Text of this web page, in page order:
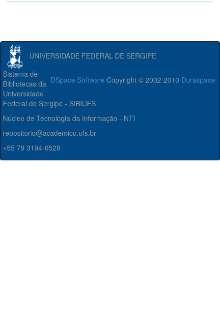
UNIVERSIDADE FEDERAL DE SERGIPE
DSpace Software Copyright © 2002-2010 Duraspace
Sistema de
Bibliotecas da
Universidade
Federal de Sergipe - SIBIUFS
Núcleo de Tecnologia da Informação - NTI
repositorio@academico.ufs.br
+55 79 3194-6528